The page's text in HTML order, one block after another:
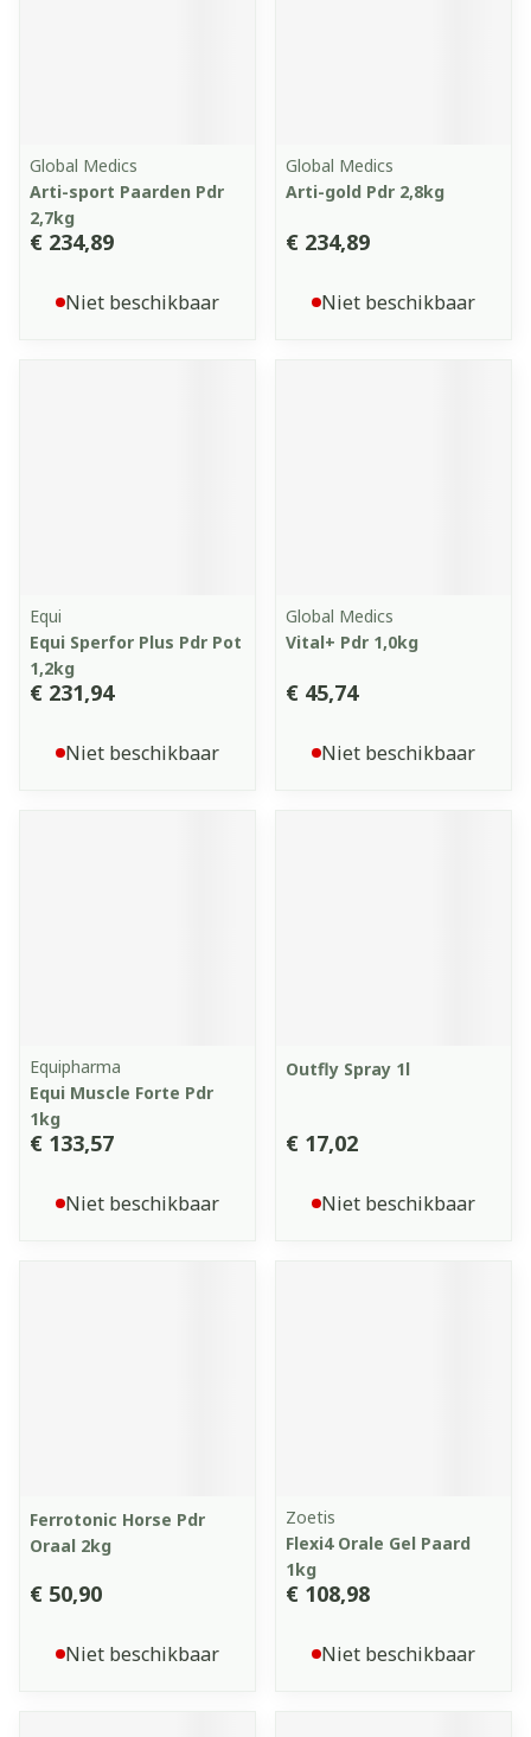
Global Medics
Arti-sport Paarden Pdr
2,7kg
€ 234,89
Niet beschikbaar
Global Medics
Arti-gold Pdr 2,8kg
€ 234,89
Niet beschikbaar
Equi
Equi Sperfor Plus Pdr Pot
1,2kg
€ 231,94
Niet beschikbaar
Global Medics
Vital+ Pdr 1,0kg
€ 45,74
Niet beschikbaar
Equipharma
Equi Muscle Forte Pdr
1kg
€ 133,57
Niet beschikbaar
Outfly Spray 1l
€ 17,02
Niet beschikbaar
Ferrotonic Horse Pdr
Oraal 2kg
€ 50,90
Niet beschikbaar
Zoetis
Flexi4 Orale Gel Paard
1kg
€ 108,98
Niet beschikbaar